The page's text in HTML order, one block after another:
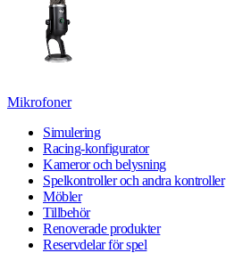
Mikrofoner
Simulering
Racing-konfigurator
Kameror och belysning
Spelkontroller och andra kontroller
Möbler
Tillbehör
Renoverade produkter
Reservdelar för spel